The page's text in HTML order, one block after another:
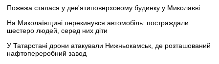
Пожежа сталася у дев'ятиповерховому будинку у Миколаєві
На Миколаївщині перекинувся автомобіль: постраждали
шестеро людей, серед них діти
У Татарстані дрони атакували Нижньокамськ, де розташований
нафтопереробний завод